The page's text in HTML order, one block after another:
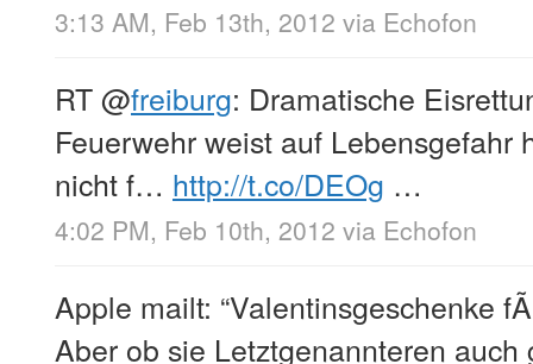
3:13 AM, Feb 13th, 2012 via Echofon
RT@freiburg: Dramatische
Feuerwehr weist auf Lebensgefahr
nicht f… http://t.co/DEOg …
4:02 PM, Feb 10th, 2012 via Echofon
Apple mailt: “Valentinsgeschenke
Aber ob sie Letztgenannteren